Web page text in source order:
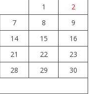
1
2
7 8
9
14 15
16
21 22
23
28 29
30